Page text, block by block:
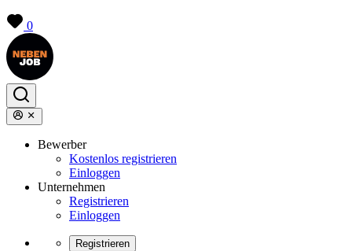
0
Bewerber
Kostenlos registrieren
Einloggen
Unternehmen
Registrieren
Einloggen
Registrieren